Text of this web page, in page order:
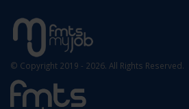
© Copyright 2019 - 2026. All Rights Reserved.